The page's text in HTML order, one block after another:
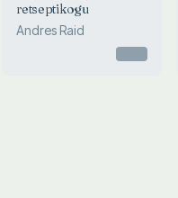
retseptikogu
Andres Raid